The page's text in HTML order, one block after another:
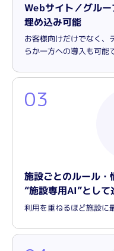
Webサイト／グル
埋め込み可能
お客様向けだけでなく、
らか一方への導入も可能
03
施設ごとのルール・
“施設専用AI”として
利用を重ねるほど施設に